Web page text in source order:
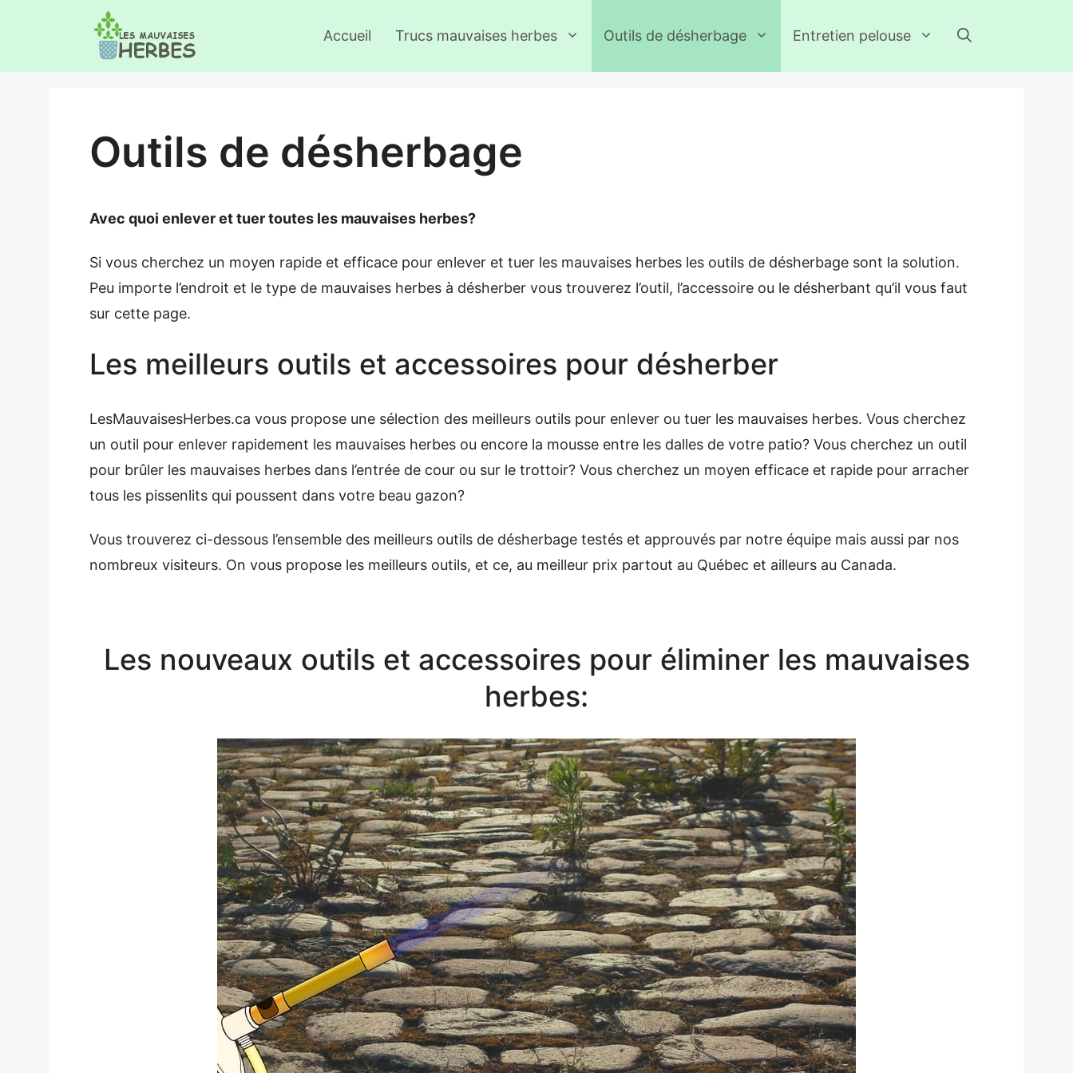
Accueil Trucs mauvaises herbes Outils de désherbage Entretien pelouse
Outils de désherbage
Avec quoi enlever et tuer toutes les mauvaises herbes?
Si vous cherchez un moyen rapide et efficace pour enlever et tuer les mauvaises herbes les outils de désherbage sont la solution.
Peu importe l’endroit et le type de mauvaises herbes à désherber vous trouverez l’outil, l’accessoire ou le désherbant qu’il vous faut
sur cette page.
Les meilleurs outils et accessoires pour désherber
LesMauvaisesHerbes.ca vous propose une sélection des meilleurs outils pour enlever ou tuer les mauvaises herbes. Vous cherchez
un outil pour enlever rapidement les mauvaises herbes ou encore la mousse entre les dalles de votre patio? Vous cherchez un outil
pour brûler les mauvaises herbes dans l’entrée de cour ou sur le trottoir? Vous cherchez un moyen efficace et rapide pour arracher
tous les pissenlits qui poussent dans votre beau gazon?
Vous trouverez ci-dessous l’ensemble des meilleurs outils de désherbage testés et approuvés par notre équipe mais aussi par nos
nombreux visiteurs. On vous propose les meilleurs outils, et ce, au meilleur prix partout au Québec et ailleurs au Canada.
Les nouveaux outils et accessoires pour éliminer les mauvaises
herbes: